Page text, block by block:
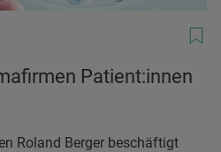
Patient:innen
Roland Berger beschäftigt